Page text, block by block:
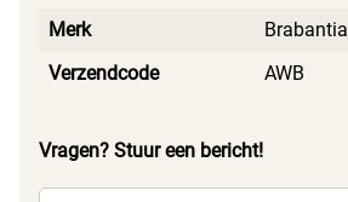
Merk
Brabantia
Verzendcode
AWB
Vragen? Stuur een bericht!